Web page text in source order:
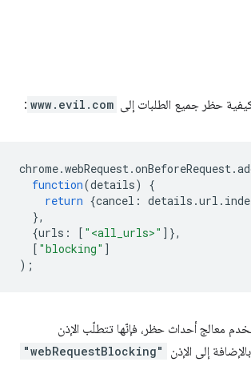
حظر جميع الطلبات إلى www.evil.com
:
chrome.webRequest.onBeforeRequest.
function(details)
{
return {cancel : details .url .
},
{urls : [ "<all_urls>" ]},
[ "blocking" ]
);
معالج أحداث حظر، فإنّها تتطلّب الإذن
بالإضافة إلى الإذن "webRequestBlocking"